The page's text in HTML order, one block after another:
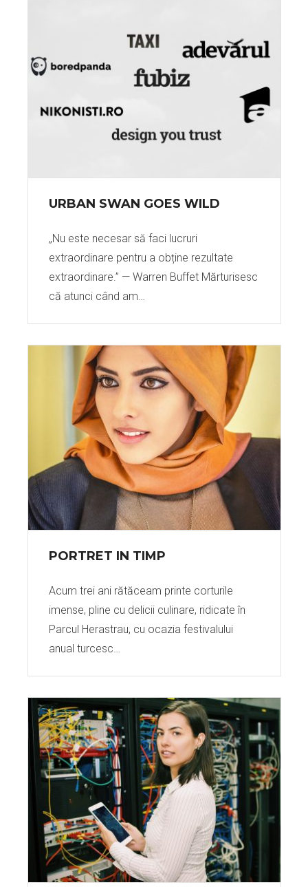
URBAN SWAN GOES WILD
„Nu este necesar să faci lucruri
extraordinare pentru a obține rezultate
extraordinare.” — Warren Buffet Mărturisesc
că atunci când am…
PORTRET IN TIMP
Acum trei ani rătăceam printe corturile
imense, pline cu delicii culinare, ridicate în
Parcul Herastrau, cu ocazia festivalului
anual turcesc…